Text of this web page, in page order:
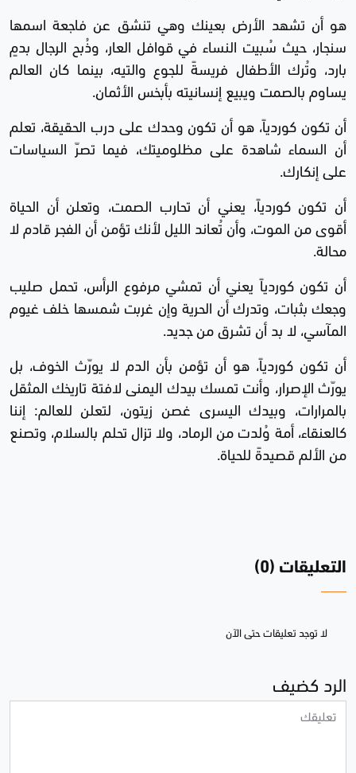
‏هو أن تشهد الأرض بعينك وهي تنشق عن فاجعة اسمها
سنجار، حيث سُبيت النساء في قوافل العار، وذُبح الرجال بدمٍ
بارد، وتُرك الأطفال فريسةً للجوع والتيه، بينما كان العالم
يساوم بالصمت ويبيع إنسانيته بأبخس الأثمان.
‏أن تكون كوردياً، هو أن تكون وحدك على درب الحقيقة، تعلم
أن السماء شاهدة على مظلوميتك، فيما تصرّ السياسات
على إنكارك.
‏أن تكون كوردياً، يعني أن تحارب الصمت، وتعلن أن الحياة
أقوى من الموت، وأن تُعاند الليل لأنك تؤمن أن الفجر قادم لا
محالة.
‏أن تكون كوردياً يعني أن تمشي مرفوع الرأس، تحمل صليب
وجعك بثبات، وتدرك أن الحرية وإن غربت شمسها خلف غيوم
المآسي، لا بد أن تشرق من جديد.
‏أن تكون كوردياً، هو أن تؤمن بأن الدم لا يورّث الخوف، بل
يورّث الإصرار، وأنت تمسك بيدك اليمنى لافتة تاريخك المثقل
بالمرارات، وبيدك اليسرى غصن زيتون، لتعلن للعالم: إننا
كالعنقاء، أمة وُلدت من الرماد، ولا تزال تحلم بالسلام، وتصنع
من الألم قصيدةً للحياة.
التعليقات (0)
لا توجد تعليقات حتى الآن
الرد كضيف